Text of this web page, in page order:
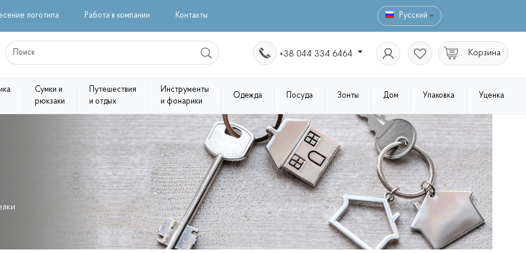
логотипа Работа в компании Контакты Русский
Корзина
+38 044 334 6464
Сумки и
рюкзаки
Путешествия
и отдых
Инструменты
и фонарики
Одежда Посуда Зонты Дом Упаковка Уценка